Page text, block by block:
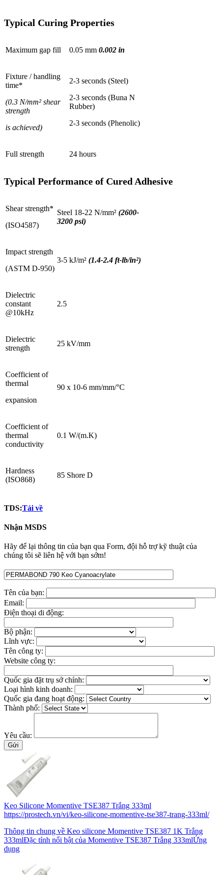
Typical Curing Properties
Maximum gap fill 0.05 mm 0.002 in
Fixture / handling
time*
(0.3 N/mm² shear
strength
is achieved)
2-3 seconds (Steel)
2-3 seconds (Buna N
Rubber)
2-3 seconds (Phenolic)
Full strength 24 hours
Typical Performance of Cured Adhesive
Shear strength*
(ISO4587)
Steel 18-22 N/mm² (2600-
3200 psi)
Impact strength
(ASTM D-950)
3-5 kJ/m² (1.4-2.4 ft-lb/in²)
Dielectric
constant
@10kHz
2.5
Dielectric
strength
25 kV/mm
Coefficient of
thermal
expansion
90 x 10-6 mm/mm/°C
Coefficient of
thermal
conductivity
0.1 W/(m.K)
Hardness
(ISO868)
85 Shore D
TDS:Tải về
Nhận MSDS
Hãy để lại thông tin của bạn qua Form, đội hỗ trợ kỹ thuật của
chúng tôi sẽ liên hệ với bạn sớm!
Tên của bạn:
Email:
Điện thoại di động:
Bộ phận:
Lĩnh vực:
Tên công ty:
Website công ty:
Quốc gia đặt trụ sở chính:
Loại hình kinh doanh:
Quốc gia đang hoạt động:
Thành phố:
Yêu cầu:
Keo Silicone Momentive TSE387 Trắng 333ml
https://prostech.vn/vi/keo-silicone-momentive-tse387-trang-333ml/
Thông tin chung về Keo silicone Momentive TSE387 1K Trắng
333mlĐặc tính nổi bật của Momentive TSE387 Trắng 333mlỨng
dụng